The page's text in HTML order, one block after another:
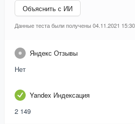
Объяснить с ИИ
Данные теста были получены 04.11.2021 15:30
Яндекс Отзывы
Нет
Yandex Индексация
2 149